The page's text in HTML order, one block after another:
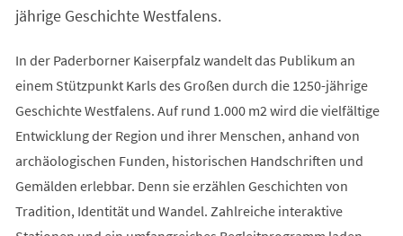
jährige Geschichte Westfalens.
In der Paderborner Kaiserpfalz wandelt das Publikum an
einem Stützpunkt Karls des Großen durch die 1250-jährige
Geschichte Westfalens. Auf rund 1.000 m2 wird die vielfältige
Entwicklung der Region und ihrer Menschen, anhand von
archäologischen Funden, historischen Handschriften und
Gemälden erlebbar. Denn sie erzählen Geschichten von
Tradition, Identität und Wandel. Zahlreiche interaktive